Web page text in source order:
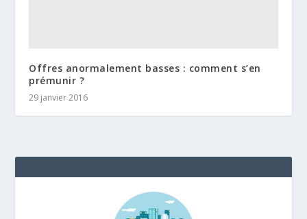
Offres anormalement basses : comment s’en
prémunir ?
29 janvier 2016